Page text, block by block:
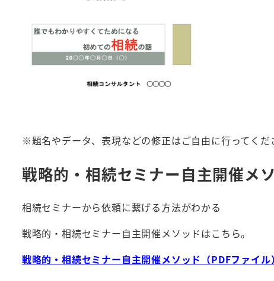
※題名やデータ、表現などの修正はご自由に行ってくだ
戦略的・相続セミナー自主開催メ
相続セミナーから依頼に繋げる方法がわかる
戦略的・相続セミナー自主開催メソッドはこちら。
戦略的・相続セミナー自主開催メソッド（PDFファイル）